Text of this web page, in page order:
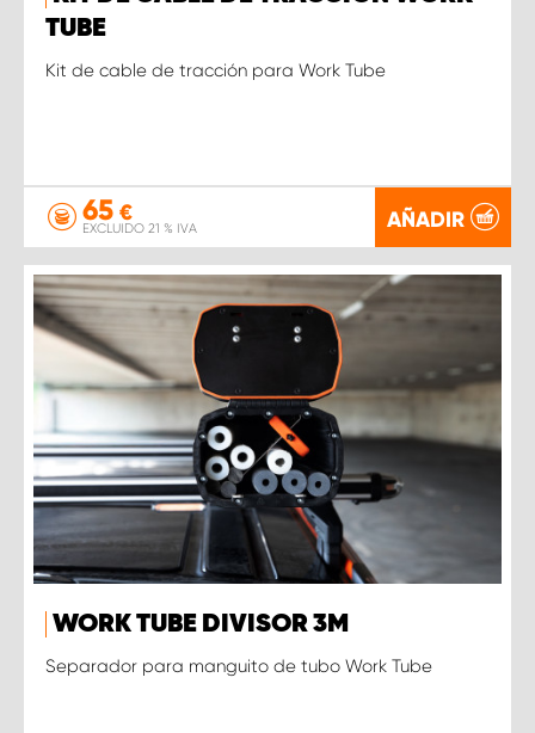
TUBE
Kit de cable de tracción para Work Tube
65 €
EXCLUIDO 21 % IVA AÑADIR
WORK TUBE DIVISOR 3M
Separador para manguito de tubo Work Tube